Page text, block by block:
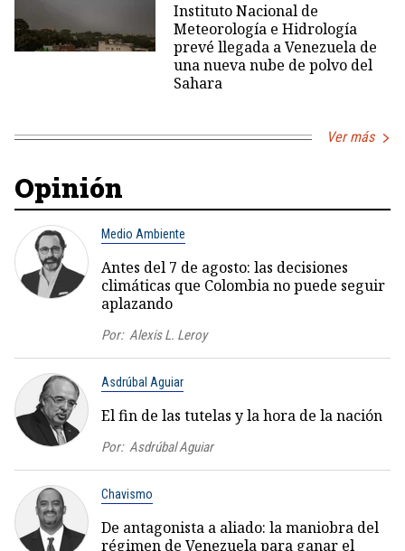
Instituto Nacional de
Meteorología e Hidrología
prevé llegada a Venezuela de
una nueva nube de polvo del
Sahara
Ver más
Opinión
Medio Ambiente
Antes del 7 de agosto: las decisiones
climáticas que Colombia no puede seguir
aplazando
Por: Alexis L. Leroy
Asdrúbal Aguiar
El fin de las tutelas y la hora de la nación
Por: Asdrúbal Aguiar
Chavismo
De antagonista a aliado: la maniobra del
régimen de Venezuela para ganar el